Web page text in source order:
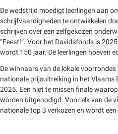
De wedstrijd moedigt leerlingen aan
schrijfvaardigheden te ontwikkelen
schrijven over een zelfgekozen
“Feest!”. Voor het Davidsfonds is
wordt 150 jaar. De leerlingen hoeven
De winnaars van de lokale
nationale prijsuitreiking in het Vlaams
2025. Een niet te missen finale
worden uitgenodigd. Voor elk van de
nationale top 3 verkozen en wordt